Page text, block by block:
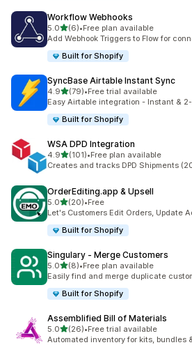
Workflow Webhooks
5.0เต็ม 5 ดาว
(6)
ทั้งหมด 6 รีวิว
•Free plan available
Add Webhook Triggers to Flow for
Built for Shopify
SyncBase Airtable Instant Sync
4.9เต็ม 5 ดาว
(79)
ทั้งหมด 79 รีวิว
•Free trial available
Easy Airtable integration - Instant &
Built for Shopify
WSA DPD Integration
4.9เต็ม 5 ดาว
(101)
ทั้งหมด 101 รีวิว
•Free plan available
Creates and tracks DPD Shipments
OrderEditing.app & Upsell
5.0เต็ม 5 ดาว
(20)
ทั้งหมด 20 รีวิว
•Free
Let's Customers Edit Orders, Update
Built for Shopify
Singulary ‑ Merge Customers
5.0เต็ม 5 ดาว
(8)
ทั้งหมด 8 รีวิว
•Free plan available
Easily find and merge duplicate
Built for Shopify
Assemblified Bill of Materials
5.0เต็ม 5 ดาว
(26)
ทั้งหมด 26 รีวิว
•Free trial available
Automated inventory for kits, bundles